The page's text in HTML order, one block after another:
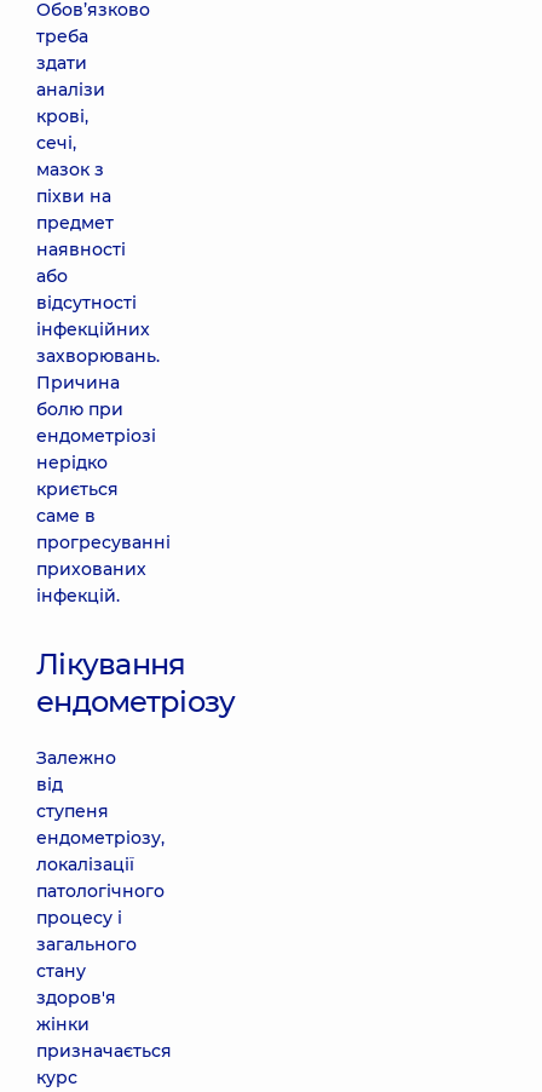
Обов’язково
треба
здати
аналізи
крові,
сечі,
мазок з
піхви на
предмет
наявності
або
відсутності
інфекційних
захворювань.
Причина
болю при
ендометріозі
нерідко
криється
саме в
прогресуванні
прихованих
інфекцій.
Лікування
ендометріозу
Залежно
від
ступеня
ендометріозу,
локалізації
патологічного
процесу і
загального
стану
здоров'я
жінки
призначається
курс